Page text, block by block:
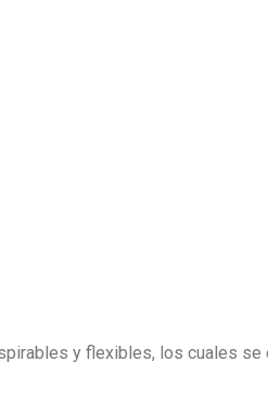
y flexibles, los cuales se